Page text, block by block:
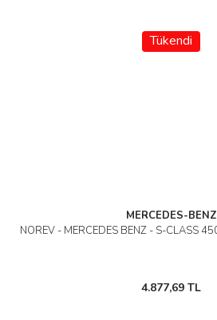
Tükendi
MERCEDES-BENZ
NOREV - MERCEDES BENZ - S-CLASS
4.877,69 TL